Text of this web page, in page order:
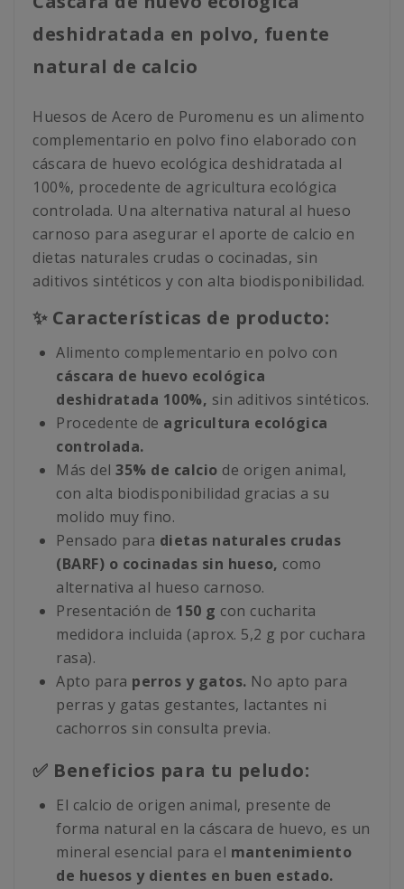
deshidratada en polvo, fuente
natural de calcio
Huesos de Acero de Puromenu es un alimento
complementario en polvo fino elaborado con
cáscara de huevo ecológica deshidratada al
100%, procedente de agricultura ecológica
controlada. Una alternativa natural al hueso
carnoso para asegurar el aporte de calcio en
dietas naturales crudas o cocinadas, sin
aditivos sintéticos y con alta biodisponibilidad.
✨ Características de producto:
Alimento complementario en polvo con
cáscara de huevo ecológica
deshidratada 100%, sin aditivos sintéticos.
Procedente de agricultura ecológica
controlada.
Más del 35% de calcio de origen animal,
con alta biodisponibilidad gracias a su
molido muy fino.
Pensado para dietas naturales crudas
(BARF) o cocinadas sin hueso, como
alternativa al hueso carnoso.
Presentación de 150 g con cucharita
medidora incluida (aprox. 5,2 g por cuchara
rasa).
Apto para perros y gatos. No apto para
perras y gatas gestantes, lactantes ni
cachorros sin consulta previa.
✅ Beneficios para tu peludo:
El calcio de origen animal, presente de
forma natural en la cáscara de huevo, es un
mineral esencial para el mantenimiento
de huesos y dientes en buen estado.